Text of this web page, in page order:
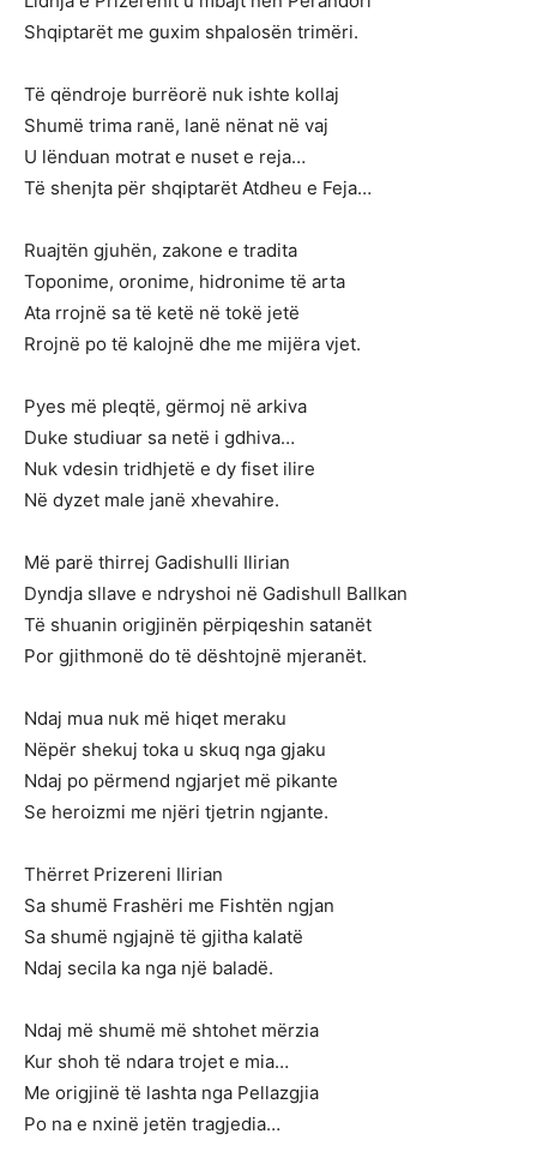
Shqiptarët me guxim shpalosën trimëri.
Të qëndroje burrëorë nuk ishte kollaj
Shumë trima ranë, lanë nënat në vaj
U lënduan motrat e nuset e reja…
Të shenjta për shqiptarët Atdheu e Feja…
Ruajtën gjuhën, zakone e tradita
Toponime, oronime, hidronime të arta
Ata rrojnë sa të ketë në tokë jetë
Rrojnë po të kalojnë dhe me mijëra vjet.
Pyes më pleqtë, gërmoj në arkiva
Duke studiuar sa netë i gdhiva…
Nuk vdesin tridhjetë e dy fiset ilire
Në dyzet male janë xhevahire.
Më parë thirrej Gadishulli Ilirian
Dyndja sllave e ndryshoi në Gadishull Ballkan
Të shuanin origjinën përpiqeshin satanët
Por gjithmonë do të dështojnë mjeranët.
Ndaj mua nuk më hiqet meraku
Nëpër shekuj toka u skuq nga gjaku
Ndaj po përmend ngjarjet më pikante
Se heroizmi me njëri tjetrin ngjante.
Thërret Prizereni Ilirian
Sa shumë Frashëri me Fishtën ngjan
Sa shumë ngjajnë të gjitha kalatë
Ndaj secila ka nga një baladë.
Ndaj më shumë më shtohet mërzia
Kur shoh të ndara trojet e mia…
Me origjinë të lashta nga Pellazgjia
Po na e nxinë jetën tragjedia…